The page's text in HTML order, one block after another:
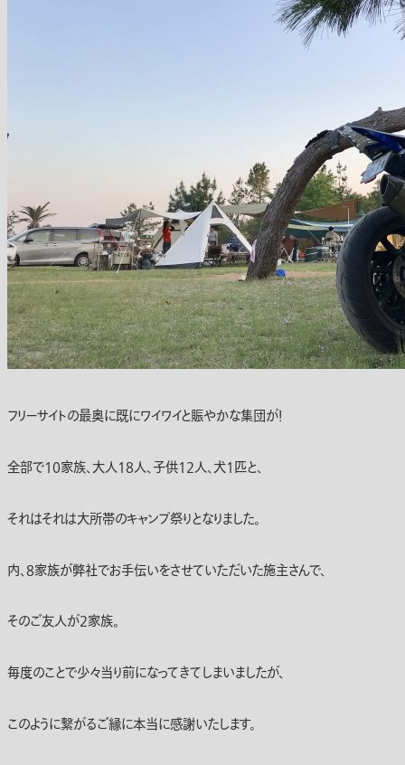
フリーサイトの最奥に既にワイワイと賑やかな集団が！
全部で10家族、大人18人、子供12人、犬1匹と、
それはそれは大所帯のキャンプ祭りとなりました。
内、8家族が弊社でお手伝いをさせていただいた施主さんで、
そのご友人が2家族。
毎度のことで少々当り前になってきてしまいましたが、
このように繋がるご縁に本当に感謝いたします。